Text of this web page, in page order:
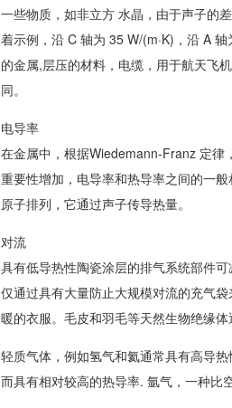
一些物质，如非立方 水晶，由于声子的
着示例，沿 C 轴为 35 W/(m·K)，沿 A
的金属,层压的材料，电缆，用于航天飞
同。
电导率
在金属中，根据Wiedemann-Franz 定律
重要性增加，电导率和热导率之间的一
原子排列，它通过声子传导热量。
对流
具有低导热性陶瓷涂层的排气系统部件
仅通过具有大量防止大规模对流的充气
暖的衣服。毛皮和羽毛等天然生物绝缘
轻质气体，例如氢气和氦通常具有高导
而具有相对较高的热导率. 氩气，一种比